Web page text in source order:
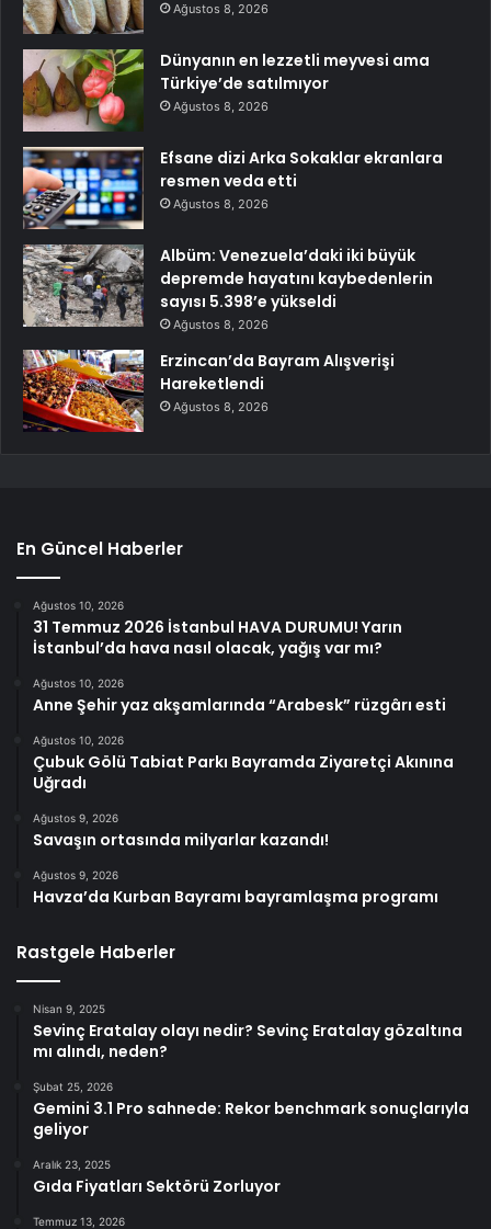
Ağustos 8, 2026
Dünyanın en lezzetli meyvesi ama
Türkiye’de satılmıyor
Ağustos 8, 2026
Efsane dizi Arka Sokaklar ekranlara
resmen veda etti
Ağustos 8, 2026
Albüm: Venezuela’daki iki büyük
depremde hayatını kaybedenlerin
sayısı 5.398’e yükseldi
Ağustos 8, 2026
Erzincan’da Bayram Alışverişi
Hareketlendi
Ağustos 8, 2026
En Güncel Haberler
Ağustos 10, 2026
31 Temmuz 2026 İstanbul HAVA DURUMU! Yarın
İstanbul’da hava nasıl olacak, yağış var mı?
Ağustos 10, 2026
Anne Şehir yaz akşamlarında “Arabesk” rüzgârı esti
Ağustos 10, 2026
Çubuk Gölü Tabiat Parkı Bayramda Ziyaretçi Akınına
Uğradı
Ağustos 9, 2026
Savaşın ortasında milyarlar kazandı!
Ağustos 9, 2026
Havza’da Kurban Bayramı bayramlaşma programı
Rastgele Haberler
Nisan 9, 2025
Sevinç Eratalay olayı nedir? Sevinç Eratalay gözaltına
mı alındı, neden?
Şubat 25, 2026
Gemini 3.1 Pro sahnede: Rekor benchmark sonuçlarıyla
geliyor
Aralık 23, 2025
Gıda Fiyatları Sektörü Zorluyor
Temmuz 13, 2026